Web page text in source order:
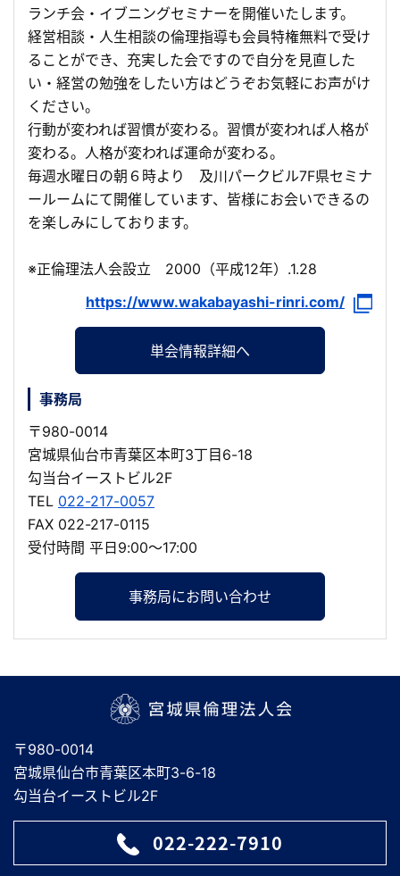
ランチ会・イブニングセミナーを開催いたします。
経営相談・人生相談の倫理指導も会員特権無料で受け
ることができ、充実した会ですので自分を見直した
い・経営の勉強をしたい方はどうぞお気軽にお声がけ
ください。
行動が変われば習慣が変わる。習慣が変われば人格が
変わる。人格が変われば運命が変わる。
毎週水曜日の朝６時より 及川パークビル7F県セミナ
ールームにて開催しています、皆様にお会いできるの
を楽しみにしております。
※正倫理法人会設立 2000（平成12年）.1.28
https://www.wakabayashi-rinri.com/
単会情報詳細へ
事務局
〒980-0014
宮城県仙台市青葉区本町3丁目6-18
勾当台イーストビル2F
TEL 022-217-0057
FAX 022-217-0115
受付時間 平日9:00～17:00
事務局にお問い合わせ
〒980-0014
宮城県仙台市青葉区本町3-6-18
勾当台イーストビル2F
022-222-7910